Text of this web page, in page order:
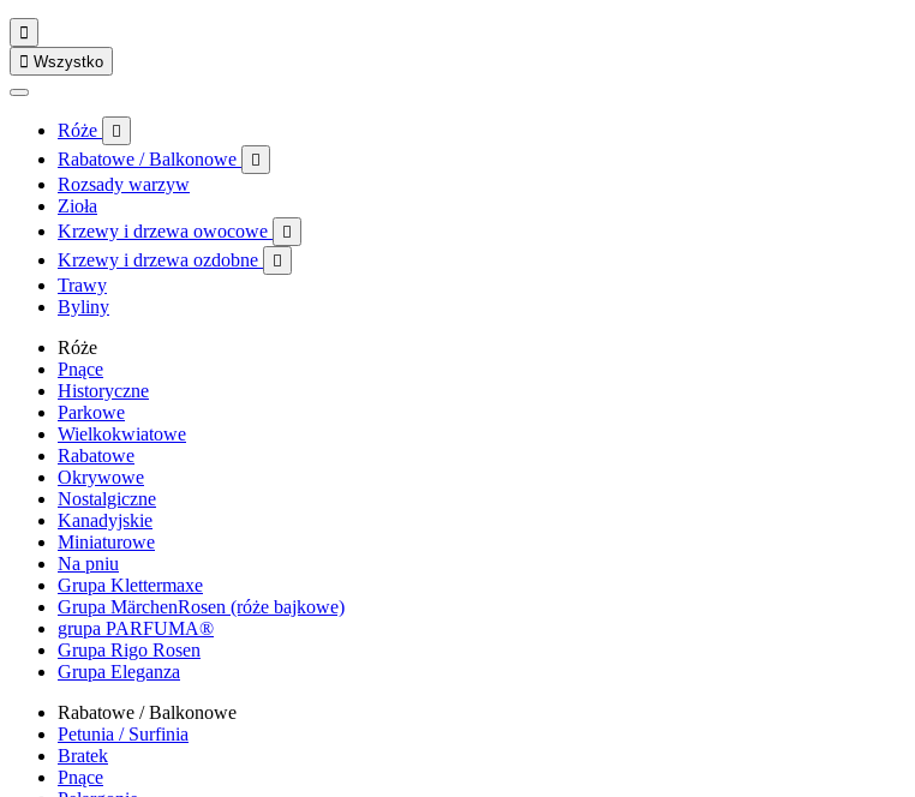

 Wszystko
Róże 
Rabatowe / Balkonowe 
Rozsady warzyw
Zioła
Krzewy i drzewa owocowe

Krzewy i drzewa ozdobne 
Trawy
Byliny
Róże
Pnące
Historyczne
Parkowe
Wielkokwiatowe
Rabatowe
Okrywowe
Nostalgiczne
Kanadyjskie
Miniaturowe
Na pniu
Grupa Klettermaxe
Grupa MärchenRosen (róże bajkowe)
grupa PARFUMA®
Grupa Rigo Rosen
Grupa Eleganza
Rabatowe / Balkonowe
Petunia / Surfinia
Bratek
Pnące